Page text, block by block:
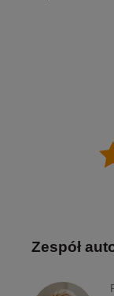
Zespół